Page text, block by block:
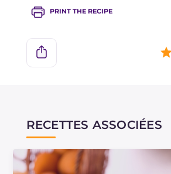
PRINT THE RECIPE
RECETTES ASSOCIÉES